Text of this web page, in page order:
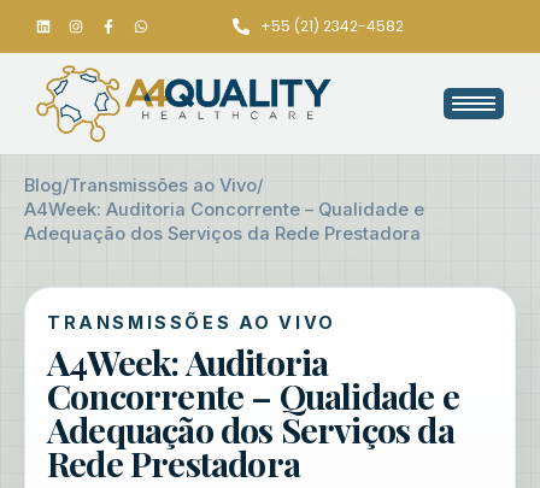
+55 (21) 2342-4582
Blog/Transmissões ao Vivo/
A4Week: Auditoria Concorrente – Qualidade e
Adequação dos Serviços da Rede Prestadora
TRANSMISSÕES AO VIVO
A4Week: Auditoria
Concorrente – Qualidade e
Adequação dos Serviços da
Rede Prestadora